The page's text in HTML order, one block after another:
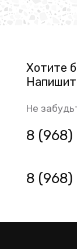
Хотите
Не
8
8